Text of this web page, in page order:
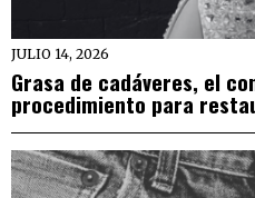
JULIO 14, 2026
Grasa de cadáveres, el
procedimiento para